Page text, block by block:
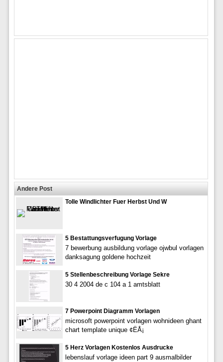
Andere Post
Tolle Windlichter Fuer Herbst Und W
5 Bestattungsverfugung Vorlage
7 bewerbung ausbildung vorlage ojwbul vorlagen
danksagung goldene hochzeit
5 Stellenbeschreibung Vorlage Sekre
30 4 2004 de c 104 a 1 amtsblatt
7 Powerpoint Diagramm Vorlagen
microsoft powerpoint vorlagen wohnideen ghant
chart template unique ¢ËÅ¡
5 Herz Vorlagen Kostenlos Ausdrucke
lebenslauf vorlage ideen part 9 ausmalbilder